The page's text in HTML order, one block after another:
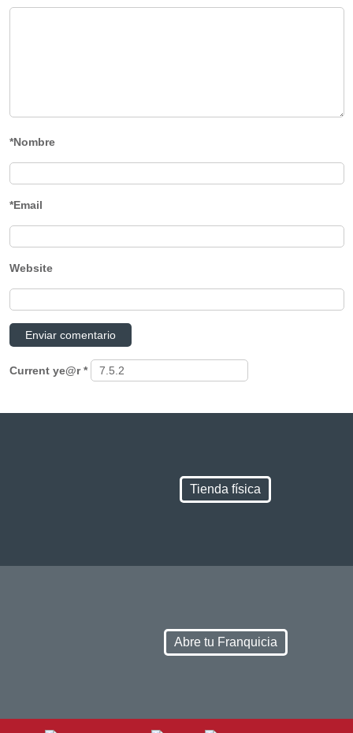
*Nombre
*Email
Website
Current ye@r*
Tienda física
Abre tu Franquicia